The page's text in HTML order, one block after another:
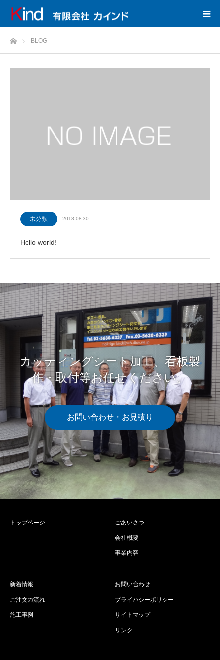
ホームBLOG
未分類 2018.08.30
Hello world!
カッティングシート加工、看板製
作・取付等お任せください。
お問い合わせ・お見積り
トップページ ごあいさつ
会社概要
事業内容
新着情報
ご注文の流れ
施工事例
お問い合わせ
プライバシーポリシー
サイトマップ
リンク